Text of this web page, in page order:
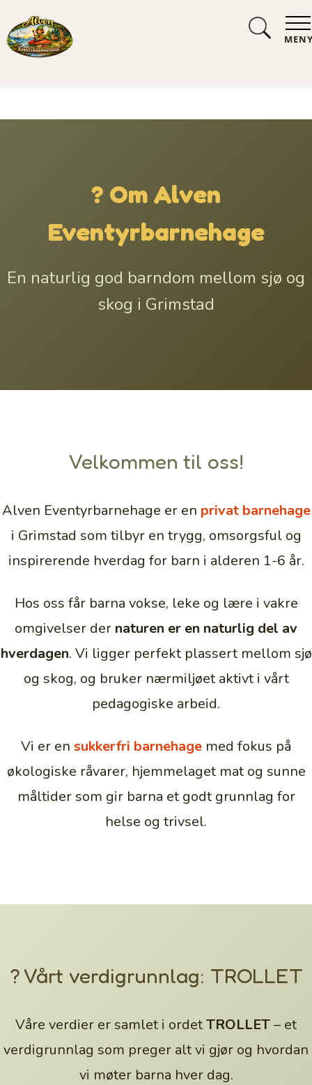
? Om Alven
Eventyrbarnehage
En naturlig god barndom mellom sjø og
skog i Grimstad
Velkommen til oss!
Alven Eventyrbarnehage er en privat barnehage
i Grimstad som tilbyr en trygg, omsorgsful og
inspirerende hverdag for barn i alderen 1-6 år.
Hos oss får barna vokse, leke og lære i vakre
omgivelser der naturen er en naturlig del av
hverdagen. Vi ligger perfekt plassert mellom sjø
og skog, og bruker nærmiljøet aktivt i vårt
pedagogiske arbeid.
Vi er en sukkerfri barnehage med fokus på
økologiske råvarer, hjemmelaget mat og sunne
måltider som gir barna et godt grunnlag for
helse og trivsel.
? Vårt verdigrunnlag: TROLLET
Våre verdier er samlet i ordetTROLLET– et
verdigrunnlag som preger alt vi gjør og hvordan
vi møter barna hver dag.